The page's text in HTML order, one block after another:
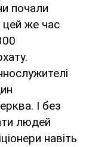
почали
цей же час
І без
людей
навіть